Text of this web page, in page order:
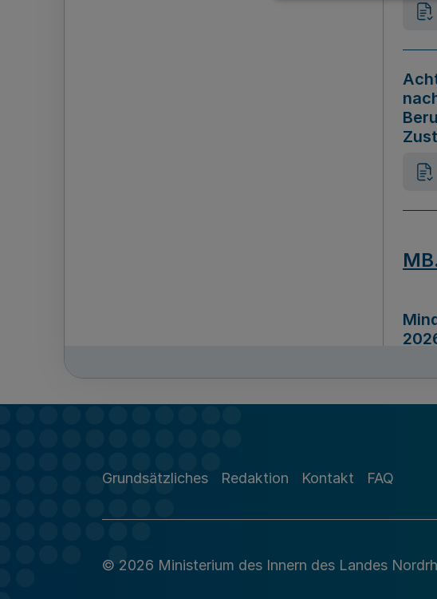
Grundsätzliches Redaktion Kontakt FAQ
© 2026 Ministerium des Innern des Landes